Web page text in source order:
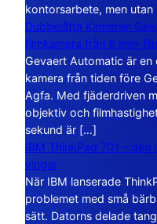
kontorsarbete, men
Dubbelåtta Kameran
filmkamera från 8 mm-
Gevaert Automatic är
kamera från tiden före
Agfa. Med fjäderdriven
objektiv och
sekund är […]
IBM ThinkPad 701 –
vingar
När IBM lanserade
problemet med små
sätt. Datorns delade